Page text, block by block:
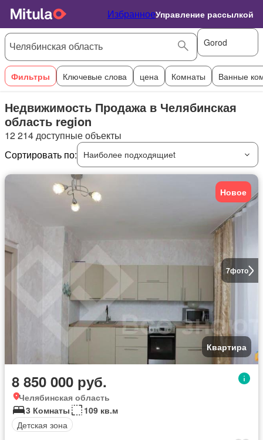
ИзбранноеУправление рассылкой
Gorod
Фильтры Ключевые слова цена Комнаты Ванные
Недвижимость Продажа в Челябинская
область region
12 214 доступные объекты
Сортировать по:
Наиболее подходящиеt
7фото
Новое
Квартира
8 850 000 руб.
Челябинская область
3 Комнаты
109 кв.м
Детская зона